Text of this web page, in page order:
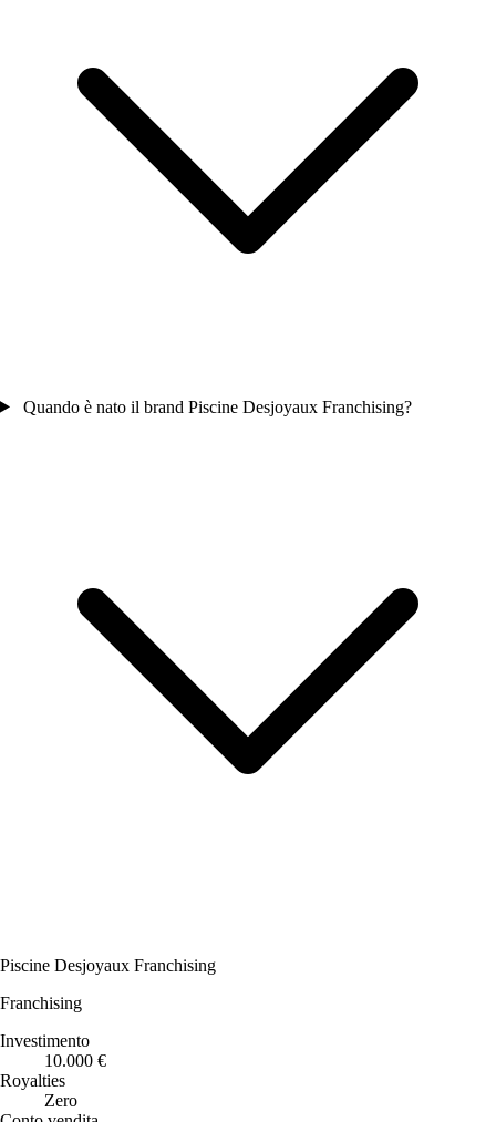
Quando è nato il brand Piscine Desjoyaux Franchising?
Piscine Desjoyaux Franchising
Franchising
Investimento
10.000 €
Royalties
Zero